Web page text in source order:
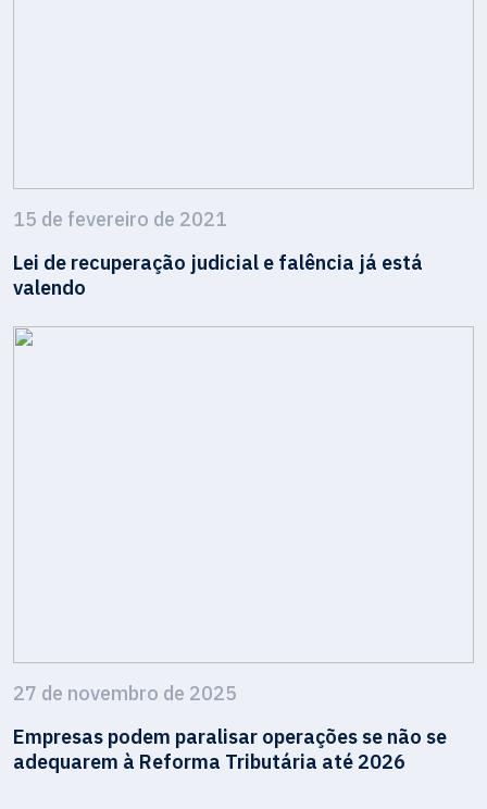
15 de fevereiro de 2021
Lei de recuperação judicial e falência já está
valendo
27 de novembro de 2025
Empresas podem paralisar operações se não se
adequarem à Reforma Tributária até 2026